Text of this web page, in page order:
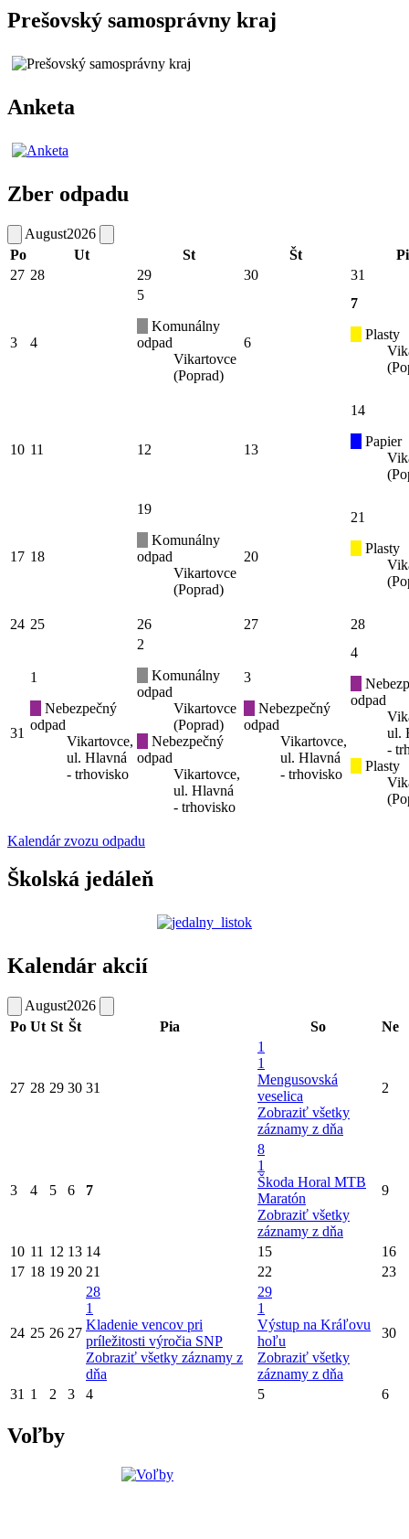
Prešovský samosprávny kraj
Anketa
Zber odpadu
August2026
Po
Ut St Št
Pi
27 28 29 30 31
3 4
5
Komunálny
odpad
Vikartovce
(Poprad)
6
7
Plasty
10 11 12 13
14
Papier
17 18
19
Komunálny
odpad
Vikartovce
(Poprad)
20
21
Plasty
24 25 26 27 28
31
1
Nebezpečný
odpad
Vikartovce,
ul. Hlavná
- trhovisko
2
Komunálny
odpad
Vikartovce
(Poprad)
Nebezpečný
odpad
Vikartovce,
ul. Hlavná
- trhovisko
3
Nebezpečný
odpad
Vikartovce,
ul. Hlavná
- trhovisko
4
odpad
ul.
-
Plasty
Kalendár zvozu odpadu
Školská jedáleň
Kalendár akcií
August2026
Po Ut St Št Pia So Ne
27 28 29 30 31
1
1
Mengusovská
veselica
Zobraziť všetky
záznamy z dňa
2
3 4 5 6 7
8
1
Škoda Horal MTB
Maratón
Zobraziť všetky
záznamy z dňa
9
10 11 12 13 14 15
16
17 18 19 20 21 22 23
24 25 26 27
28
1
Kladenie vencov pri
príležitosti výročia SNP
Zobraziť všetky záznamy z
dňa
29
1
Výstup na Kráľovu
hoľu
Zobraziť všetky
záznamy z dňa
30
31 1 2 3 4 5 6
Voľby